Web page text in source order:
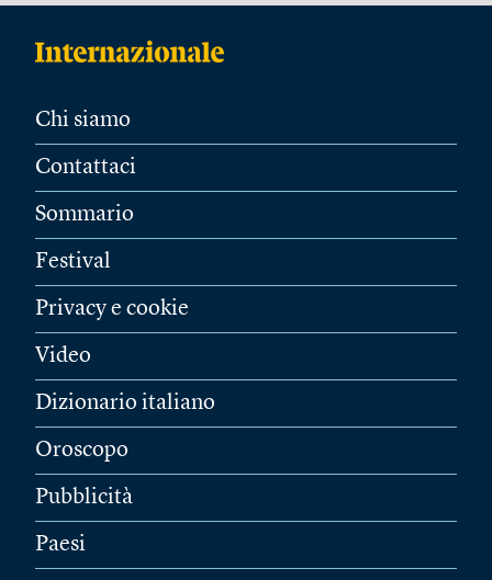
Chi siamo
Contattaci
Sommario
Festival
Privacy e cookie
Video
Dizionario italiano
Oroscopo
Pubblicità
Paesi